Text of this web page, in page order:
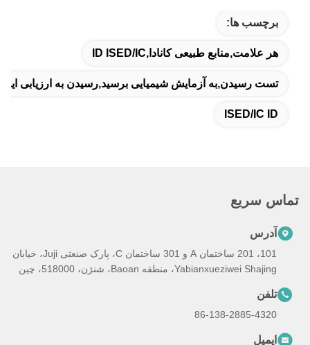
برچسب ها:
هر علامت,منابع طبیعی کانادا,ID ISED/IC
تست رسیدن,به آزمایش شیمیایی برسید,رسیدن به ارزیابی
ISED/IC ID
تماس سریع
آدرس
101، 201 ساختمان A و 301 ساختمان C، پارک صنعتی Juji، خیابان
Yabianxueziwei Shajing، منطقه Baoan، شنژن، 518000، چین
تلفن
86-138-2885-4320
ایمیل